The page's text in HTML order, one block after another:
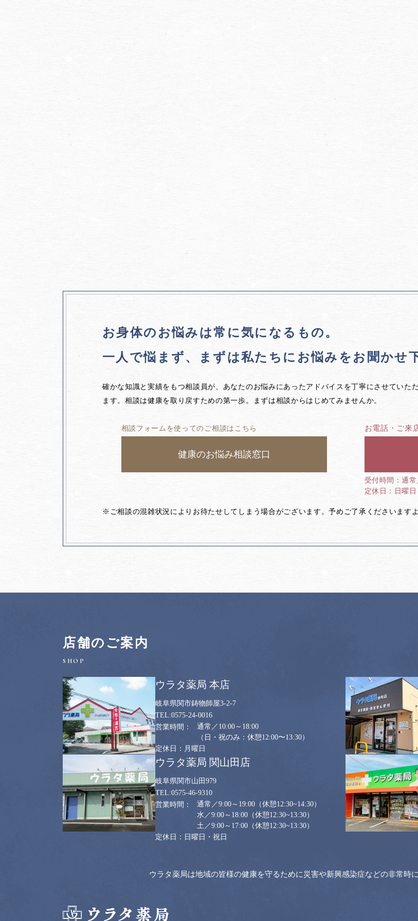
お身体のお悩みは常に気になるもの。
一人で悩まず、
まずは私たちに お悩みをお聞かせ
確かな知識と実績をもつ相談員が、あなたのお悩みにあったアドバイスを丁寧にさせていた
ます。相談は健康を取り戻すための第一歩。まずは相談からはじめてみませんか。
相談フォームを使ってのご相談はこちら
健康のお悩み相談窓口
お電話・ご来
通常
日曜
※ご相談の混雑状況によりお待たせしてしまう場合がございます。予めご了承くださいます
店舗のご案内
ウラタ薬局 本店
岐阜県関市鋳物師屋3-2-7
0575-24-0016
通常／10:00～18:00
（日・祝のみ：休憩12:00〜13:30）
月曜日
ウラタ薬局 関山田店
岐阜県関市山田979
0575-46-9310
通常／9:00～19:00 （休憩12:30~14:30）
水／9:00～18:00 （休憩12:30~13:30）
土／9:00～17:00 （休憩12:30~13:30）
日曜日・祝日
ウラタ薬局は地域の皆様の健康を守るために災害や新興感染症などの非常時